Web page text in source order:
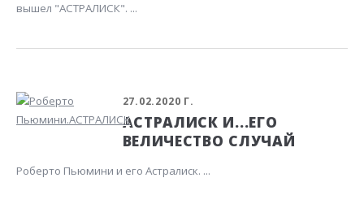
вышел "АСТРАЛИСК". ...
27.02.2020 Г.
АСТРАЛИСК И...ЕГО
ВЕЛИЧЕСТВО СЛУЧАЙ
Роберто Пьюмини и его Астралиск. ...